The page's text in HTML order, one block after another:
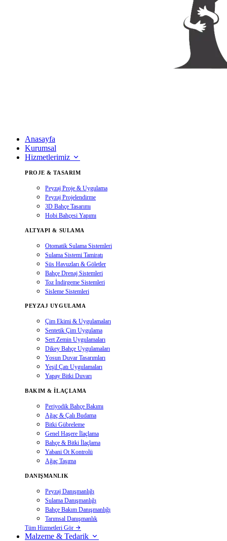
Anasayfa
Kurumsal
Hizmetlerimiz
PROJE & TASARIM
Peyzaj Proje & Uygulama
Peyzaj Projelendirme
3D Bahçe Tasarımı
Hobi Bahçesi Yapımı
ALTYAPI & SULAMA
Otomatik Sulama Sistemleri
Sulama Sistemi Tamiratı
Süs Havuzları & Göletler
Bahçe Drenaj Sistemleri
Toz İndirgeme Sistemleri
Sisleme Sistemleri
PEYZAJ UYGULAMA
Çim Ekimi & Uygulamaları
Sentetik Çim Uygulama
Sert Zemin Uygulamaları
Dikey Bahçe Uygulamaları
Yosun Duvar Tasarımları
Yeşil Çatı Uygulamaları
Yapay Bitki Duvarı
BAKIM & İLAÇLAMA
Periyodik Bahçe Bakımı
Ağaç & Çalı Budama
Bitki Gübreleme
Genel Haşere İlaçlama
Bahçe & Bitki İlaçlama
Yabani Ot Kontrolü
Ağaç Taşıma
DANIŞMANLIK
Peyzaj Danışmanlığı
Sulama Danışmanlığı
Bahçe Bakım Danışmanlığı
Tarımsal Danışmanlık
Tüm Hizmetleri Gör
Malzeme & Tedarik